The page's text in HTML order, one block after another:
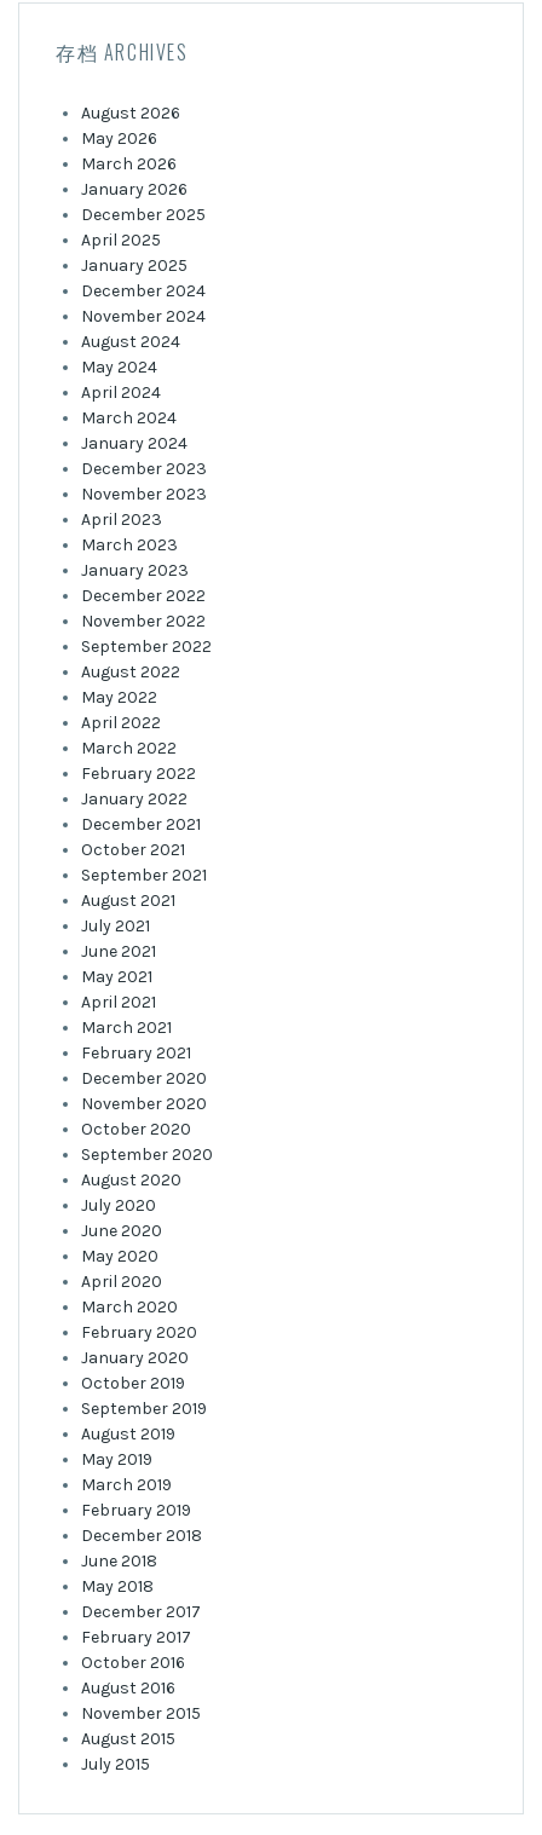
存档 ARCHIVES
August 2026
May 2026
March 2026
January 2026
December 2025
April 2025
January 2025
December 2024
November 2024
August 2024
May 2024
April 2024
March 2024
January 2024
December 2023
November 2023
April 2023
March 2023
January 2023
December 2022
November 2022
September 2022
August 2022
May 2022
April 2022
March 2022
February 2022
January 2022
December 2021
October 2021
September 2021
August 2021
July 2021
June 2021
May 2021
April 2021
March 2021
February 2021
December 2020
November 2020
October 2020
September 2020
August 2020
July 2020
June 2020
May 2020
April 2020
March 2020
February 2020
January 2020
October 2019
September 2019
August 2019
May 2019
March 2019
February 2019
December 2018
June 2018
May 2018
December 2017
February 2017
October 2016
August 2016
November 2015
August 2015
July 2015